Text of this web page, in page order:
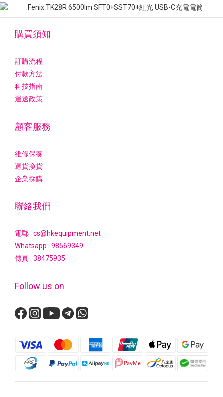
購買須知
訂購流程
付款方法
科技指南
運送政策
顧客服務
維修保養
退貨換貨
企業採購
聯絡我們
電郵 : cs@hkequipment.net
Whatsapp : 98569349
傳真 : 38475935
Follow us on